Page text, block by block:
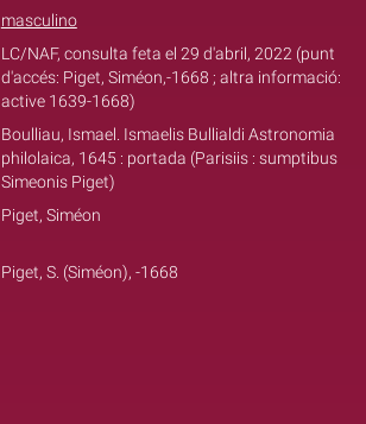
masculino
LC/NAF, consulta feta el 29 d'abril, 2022 (punt
d'accés: Piget, Siméon,-1668 ; altra informació:
active 1639-1668)
Boulliau, Ismael. Ismaelis Bullialdi Astronomia
philolaica, 1645 : portada (Parisiis : sumptibus
Simeonis Piget)
Piget, Siméon
Piget, S. (Siméon), -1668